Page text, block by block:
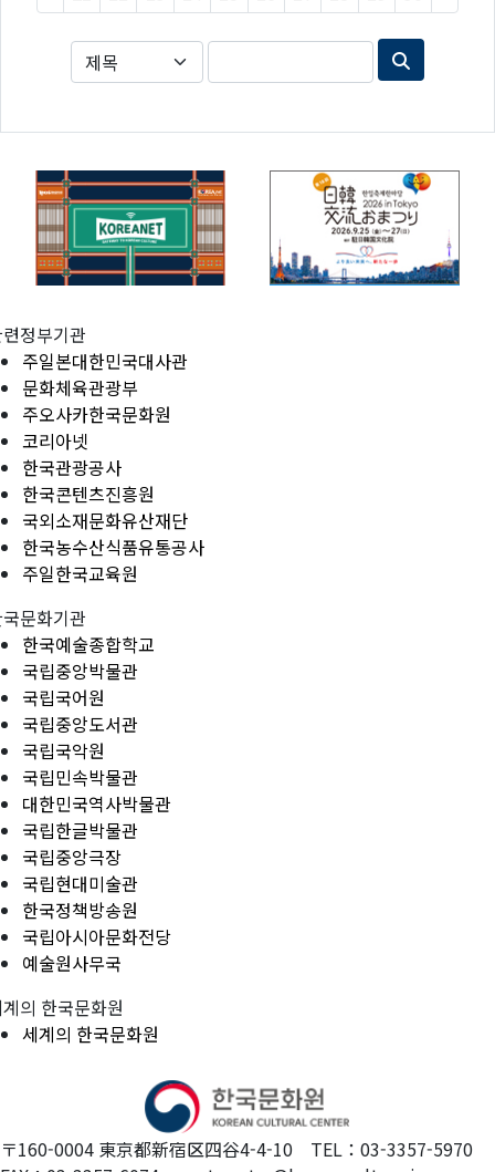
정부기관
주일본대한민국대사관
문화체육관광부
주오사카한국문화원
코리아넷
한국관광공사
한국콘텐츠진흥원
국외소재문화유산재단
한국농수산식품유통공사
주일한국교육원
문화기관
한국예술종합학교
국립중앙박물관
국립국어원
국립중앙도서관
국립국악원
국립민속박물관
대한민국역사박물관
국립한글박물관
국립중앙극장
국립현대미술관
한국정책방송원
국립아시아문화전당
예술원사무국
의 한국문화원
세계의 한국문화원
〒160-0004 東京都新宿区四谷4-4-10 TEL：03-3357-5970